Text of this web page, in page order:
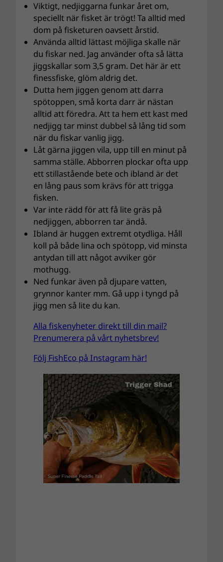
Viktigt, nedjiggarna funkar året om,
speciellt när fisket är trögt! Ta alltid med
dom på fisketuren oavsett årstid.
Använda alltid lättast möjliga skalle när
du fiskar ned. Jag använder ofta så lätta
jiggskallar som 3,5 gram. Det här är ett
finessfiske, glöm aldrig det.
Dutta hem jiggen genom att darra
spötoppen, små korta darr är nästan
alltid att föredra. Att ta hem ett kast med
nedjigg tar minst dubbel så lång tid som
när du fiskar vanlig jigg.
Låt gärna jiggen vila, upp till en minut på
samma ställe. Abborren plockar ofta upp
ett stillastående bete och ibland är det
en lång paus som krävs för att trigga
fisken.
Var inte rädd för att få lite gräs på
nedjiggen, abborren tar ändå.
Ibland är huggen extremt otydliga. Håll
koll på både lina och spötopp, vid minsta
antydan till att något avviker gör
mothugg.
Ned funkar även på djupare vatten,
grynnor kanter mm. Gå upp i tyngd på
jigg men så lite du kan.
Alla fiskenyheter direkt till din mail?
Prenumerera på vårt nyhetsbrev!
Följ FishEco på Instagram här!